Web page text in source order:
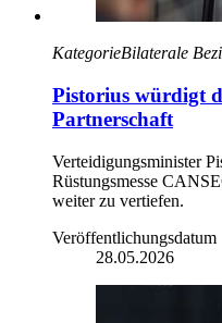
KategorieBilaterale
Pistorius würdigt
Partnerschaft
Verteidigungsminister
Rüstungsmesse
weiter zu vertiefen.
Veröffentlichungsdatum
28.05.2026